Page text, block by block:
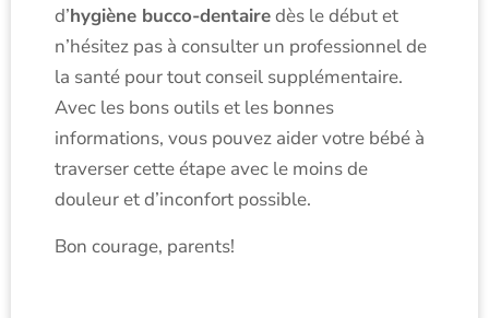
d’hygiène bucco-dentairedès le début et
n’hésitez pas à consulter un professionnel de
la santé pour tout conseil supplémentaire.
Avec les bons outils et les bonnes
informations, vous pouvez aider votre bébé à
traverser cette étape avec le moins de
douleur et d’inconfort possible.
Bon courage, parents!